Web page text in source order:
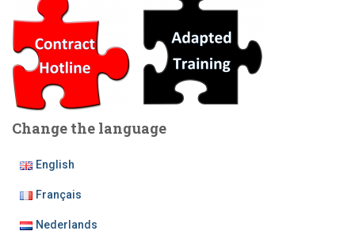
Change the language
English
Français
Nederlands